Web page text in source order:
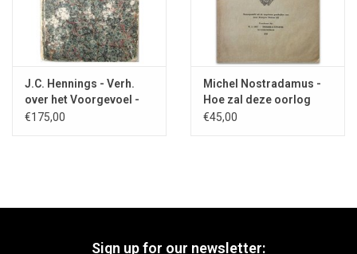
J.C. Hennings - Verh.
over het Voorgevoel -
1790
€175,00
Michel Nostradamus -
Hoe zal deze oorlog
eindigen? - 1940
€45,00
Sign up for our newsletter: